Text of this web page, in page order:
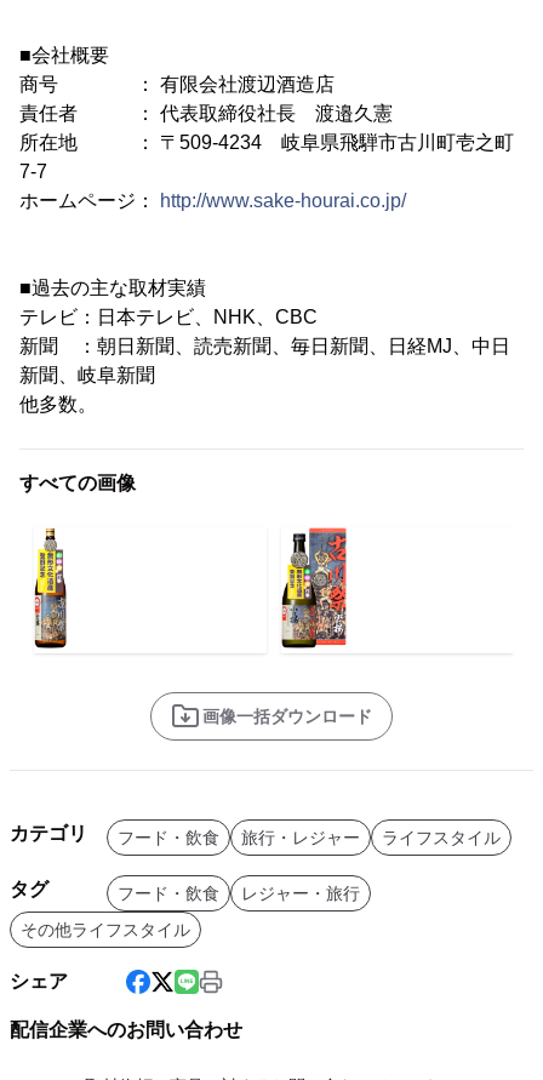
■会社概要
商号 ： 有限会社渡辺酒造店
責任者 ： 代表取締役社長 渡邉久憲
所在地 ： 〒509-4234 岐阜県飛騨市古川町壱之町
7-7
ホームページ：
http://www.sake-hourai.co.jp/
■過去の主な取材実績
テレビ：日本テレビ、NHK、CBC
新聞 ：朝日新聞、読売新聞、毎日新聞、日経MJ、中日
新聞、岐阜新聞
他多数。
すべての画像
画像一括ダウンロード
カテゴリ フード・飲食 旅行・レジャー ライフスタイル
タグ フード・飲食
レジャー・旅行
その他ライフスタイル
シェア
配信企業へのお問い合わせ